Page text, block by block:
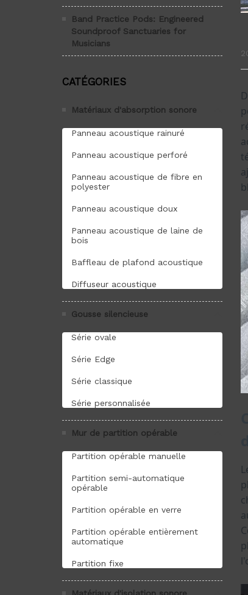
Band Practice Pods: Engineered
Soundproof Sanctuaries for
Musicians
CATÉGORIES
Matériaux d'absorption sonore
Panneau acoustique rainuré
Panneau acoustique perforé
Panneau acoustique de fibre en
polyester
Panneau acoustique doux
Panneau acoustique de laine de
bois
Baffleau de plafond acoustique
Diffuseur acoustique
Gousse silencieuse
Série ovale
Série Edge
Série classique
Série personnalisée
Mur de partition opérable
Partition opérable manuelle
Partition semi-automatique
opérable
Partition opérable en verre
Partition opérable entièrement
automatique
Partition fixe